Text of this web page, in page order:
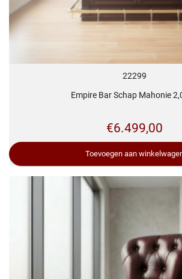
22299
Empire Bar Schap Mahonie
€6.499,00
Toevoegen aan